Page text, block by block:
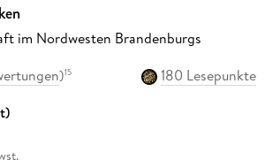
im Nordwesten Brandenburgs
)15
180 Lesepunkte